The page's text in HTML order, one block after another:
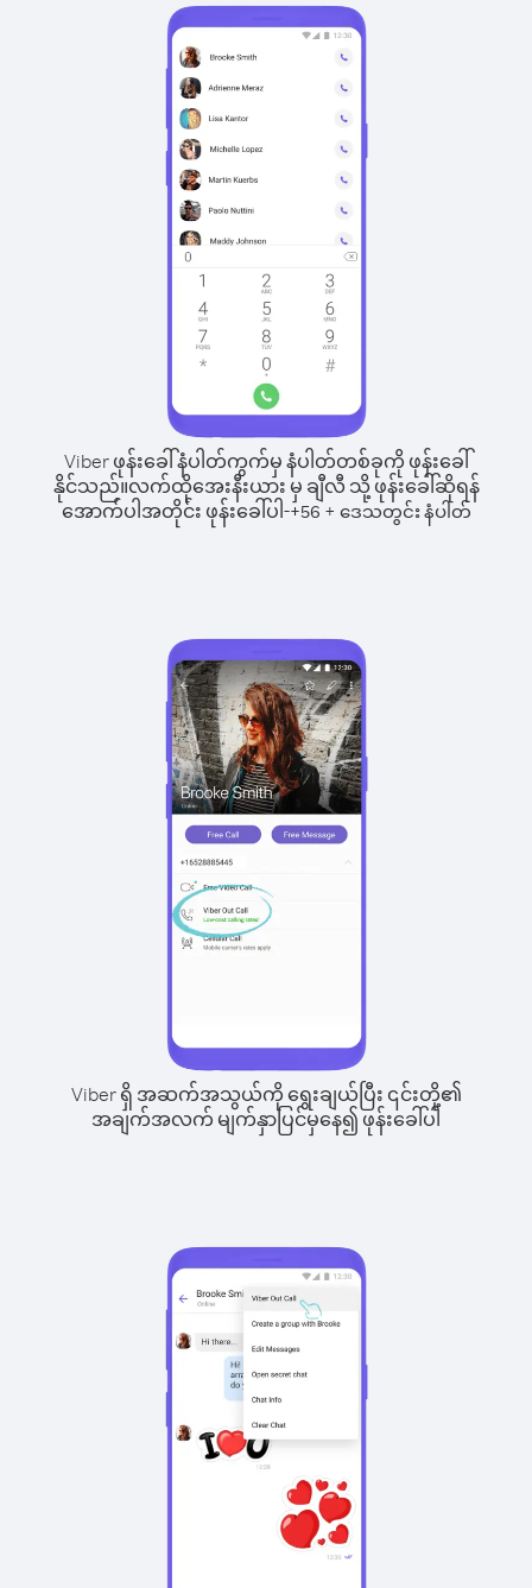
Viber ဖုန်းခေါ်နံပါတ်ကွက်မှ နံပါတ်တစ်ခုကို ဖုန်းခေါ်
နိုင်သည်။လက်ထိုအေးနီးယား မှ ချီလီ သို့ ဖုန်းခေါ်ဆိုရန်
အောက်ပါအတိုင်း ဖုန်းခေါ်ပါ-+56 + ဒေသတွင်း နံပါတ်
Viber ရှိ အဆက်အသွယ်ကို ရွေးချယ်ပြီး ၎င်းတို့၏
အချက်အလက် မျက်နှာပြင်မှနေ၍ ဖုန်းခေါ်ပါ